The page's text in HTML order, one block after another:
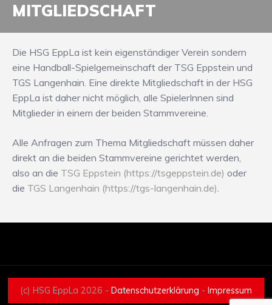
MITGLIEDSCHAFT
Die HSG EppLa ist kein eigenständiger Verein sondern
eine Handball-Spielgemeinschaft der TSG Eppstein und
TGS Langenhain. Eine direkte Mitgliedschaft in der HSG
EppLa ist daher nicht möglich, alle SpielerInnen sind
Mitglieder in einem der beiden Stammvereine.
Alle Anfragen zum Thema Mitgliedschaft müssen daher
direkt an die beiden Stammvereine gerichtet werden,
also an die TSG Eppstein (https://tsgeppstein.de) oder
die TGS Langenhain (https://tgs-langenhain.de).
(c) HSG EppLa 2026 - Datenschutzerklärung - Impressum